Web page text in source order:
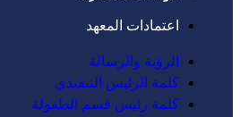
اعتمادات المعهد
الرؤية والرسالة
كلمة الرئيس التنفيذي
كلمة رئيس قسم الطفولة